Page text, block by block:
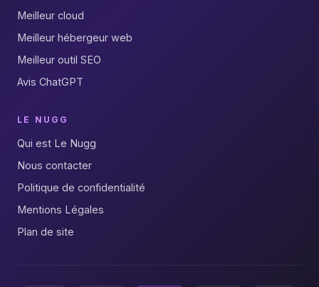
Meilleur cloud
Meilleur hébergeur web
Meilleur outil SEO
Avis ChatGPT
LE NUGG
Qui est Le Nugg
Nous contacter
Politique de confidentialité
Mentions Légales
Plan de site